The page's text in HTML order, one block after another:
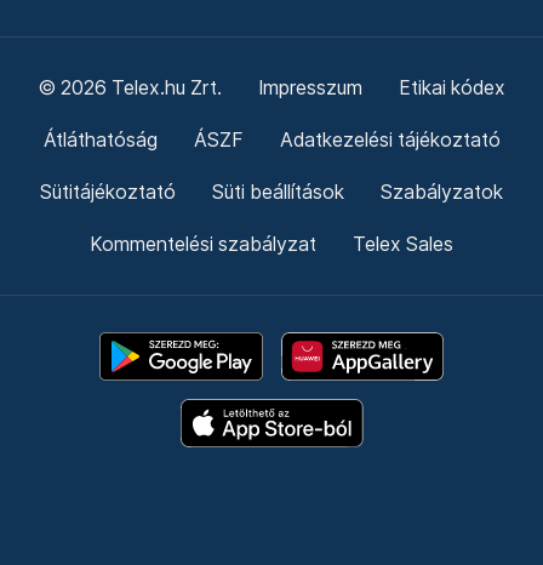
© 2026 Telex.hu Zrt. Impresszum Etikai kódex
Átláthatóság ÁSZF Adatkezelési tájékoztató
Sütitájékoztató Süti beállítások Szabályzatok
Kommentelési szabályzat Telex Sales